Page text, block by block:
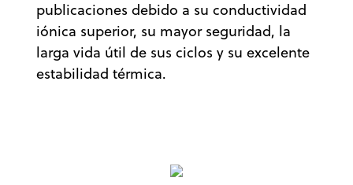
publicaciones debido a su conductividad
iónica superior, su mayor seguridad, la
larga vida útil de sus ciclos y su excelente
estabilidad térmica.